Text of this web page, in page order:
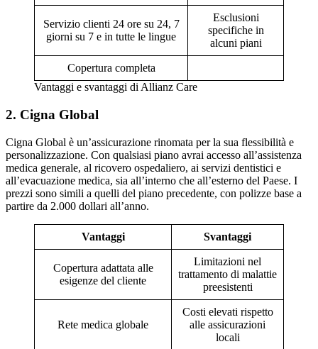
Servizio clienti 24 ore su 24, 7
giorni su 7 e in tutte le lingue
Esclusioni
specifiche in
alcuni piani
Copertura completa
Vantaggi e svantaggi di Allianz Care
2. Cigna Global
Cigna Global è un’assicurazione rinomata per la sua flessibilità e
personalizzazione. Con qualsiasi piano avrai accesso all’assistenza
medica generale, al ricovero ospedaliero, ai servizi dentistici e
all’evacuazione medica, sia all’interno che all’esterno del Paese. I
prezzi sono simili a quelli del piano precedente, con polizze base a
partire da 2.000 dollari all’anno.
Vantaggi Svantaggi
Copertura adattata alle
esigenze del cliente
Limitazioni nel
trattamento di malattie
preesistenti
Rete medica globale
Costi elevati rispetto
alle assicurazioni
locali